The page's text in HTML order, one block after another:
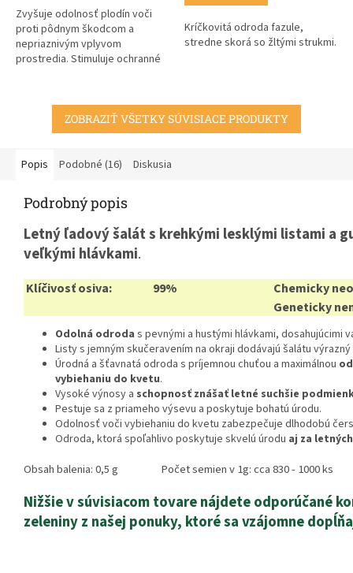
5
hviezdičiek.
Zvyšuje odolnosť plodín voči
proti pôdnym škodcom a
nepriaznivým vplyvom
prostredia. Stimuluje ochranné
mykorízy.
Kríčkovitá odroda fazule,
stredne skorá so žltými strukmi.
ZOBRAZIŤ VŠETKY SÚVISIACE PRODUKTY
Popis Podobné (16) Diskusia
Podrobný popis
Letný ľadový šalát s krehkými lesklými listami a
veľkými hlávkami.
Klíčivosť osiva: 99%
Chemicky
Geneticky
Odolná odroda s pevnými a hustými hlávkami, dosahujúcimi
Listy s jemným skučeravením na okraji dodávajú šalátu
Úrodná a šťavnatá odroda s príjemnou chuťou a maximálnou
vybiehaniu do kvetu.
Vysoké výnosy a schopnosť znášať letné suchšie
Pestuje sa z priameho výsevu a poskytuje bohatú úrodu.
Odolnosť voči vybiehaniu do kvetu zabezpečuje dlhodobú
Odroda, ktorá spoľahlivo poskytuje skvelú úrodu aj za
Obsah balenia: 0,5 g Počet semien v 1g: cca 830 - 1000 ks
Nižšie v súvisiacom tovare nájdete odporúčané
zeleniny z našej ponuky, ktoré sa vzájomne